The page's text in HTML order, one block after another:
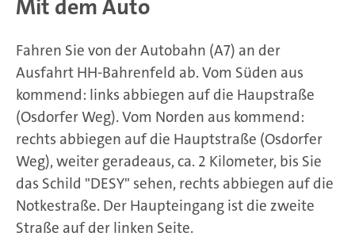
Mit dem Auto
Fahren Sie von der Autobahn (A7) an der
Ausfahrt HH-Bahrenfeld ab. Vom Süden aus
kommend: links abbiegen auf die Haupstraße
(Osdorfer Weg). Vom Norden aus kommend:
rechts abbiegen auf die Hauptstraße (Osdorfer
Weg), weiter geradeaus, ca. 2 Kilometer, bis Sie
das Schild "DESY" sehen, rechts abbiegen auf die
Notkestraße. Der Haupteingang ist die zweite
Straße auf der linken Seite.